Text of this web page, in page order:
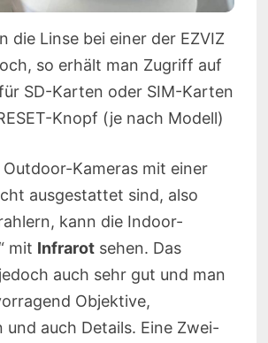
die Linse bei einer der EZVIZ
so erhält man Zugriff auf
SD-Karten oder SIM-Karten
Knopf (je nach Modell)
Kameras mit einer
ausgestattet sind, also
kann die Indoor-
mit Infrarotsehen. Das
auch sehr gut und man
Objektive,
und auch Details. Eine Zwei-